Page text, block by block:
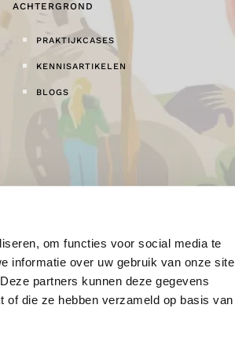
om functies voor social media te
informatie over uw gebruik van onze site
partners kunnen deze gegevens
of die ze hebben verzameld op basis van
ACHTERGROND
PRAKTIJKCASES
KENNISARTIKELEN
BLOGS